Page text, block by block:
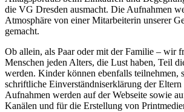
die VG Dresden ausmacht. Die Aufnahmen
Atmosphäre von einer Mitarbeiterin unserer
gemacht.
Ob allein, als Paar oder mit der Familie – wir
Menschen jeden Alters, die Lust haben, Teil
werden. Kinder können ebenfalls teilnehmen,
schriftliche Einverständniserklärung der
Aufnahmen werden auf der Webseite sowie
Kanälen und für die Erstellung von